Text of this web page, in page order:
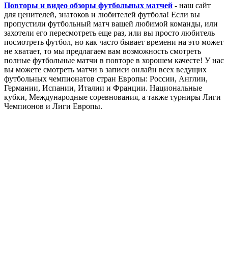
Повторы и видео обзоры футбольных матчей - наш сайт
для ценителей, знатоков и любителей футбола! Если вы
пропустили футбольный матч вашей любимой команды, или
захотели его пересмотреть еще раз, или вы просто любитель
посмотреть футбол, но как часто бывает времени на это может
не хватает, то мы предлагаем вам возможность смотреть
полные футбольные матчи в повторе в хорошем качесте! У нас
вы можете смотреть матчи в записи онлайн всех ведущих
футбольных чемпионатов стран Европы: России, Англии,
Германии, Испании, Италии и Франции. Национальные
кубки, Международные соревнования, а также турниры Лиги
Чемпионов и Лиги Европы.